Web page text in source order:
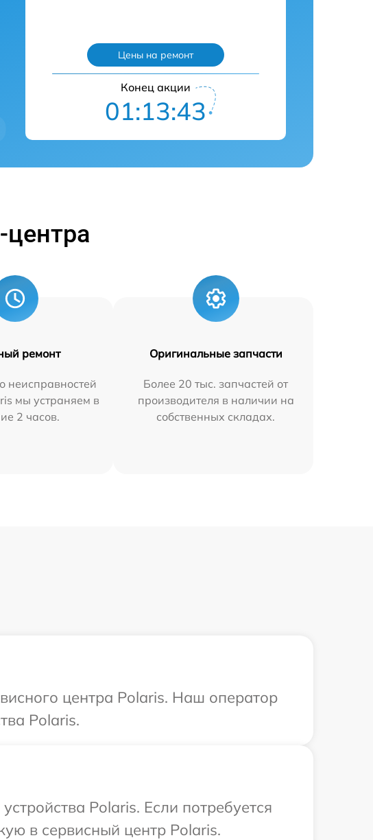
Цены на ремонт
Конец акции
01:13:42
ремонт
неисправностей
мы устраняем в
2 часов.
Оригинальные запчасти
Более 20 тыс. запчастей от
производителя в наличии на
собственных складах.
центра Polaris. Наш оператор
Polaris.
Polaris. Если потребуется
в сервисный центр Polaris.